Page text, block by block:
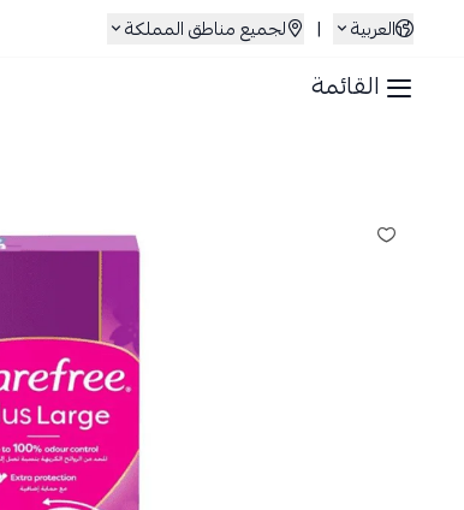
العربية | لجميع مناطق المملكة
القائمة